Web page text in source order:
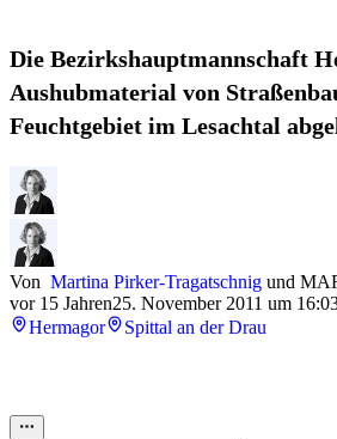
Die Bezirkshauptmannschaft
Aushubmaterial von
Feuchtgebiet im Lesachtal
Von Martina Pirker-Tragatschnig und
vor 15 Jahren25. November 2011 um
Hermagor
Spittal an der Drau